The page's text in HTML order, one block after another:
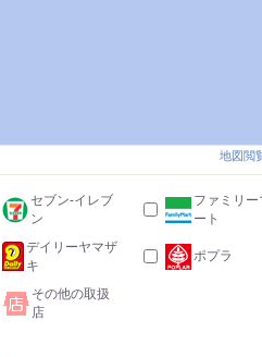
地図閲
セブン-イレブ
ン
ファミリー
ート
デイリーヤマザ
キ
ポプラ
その他の取扱
店